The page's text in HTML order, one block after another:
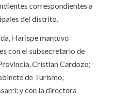
correspondientes a
del distrito.
Harispe mantuvo
con el subsecretario de
Cristian Cardozo;
de Turismo,
y con la directora